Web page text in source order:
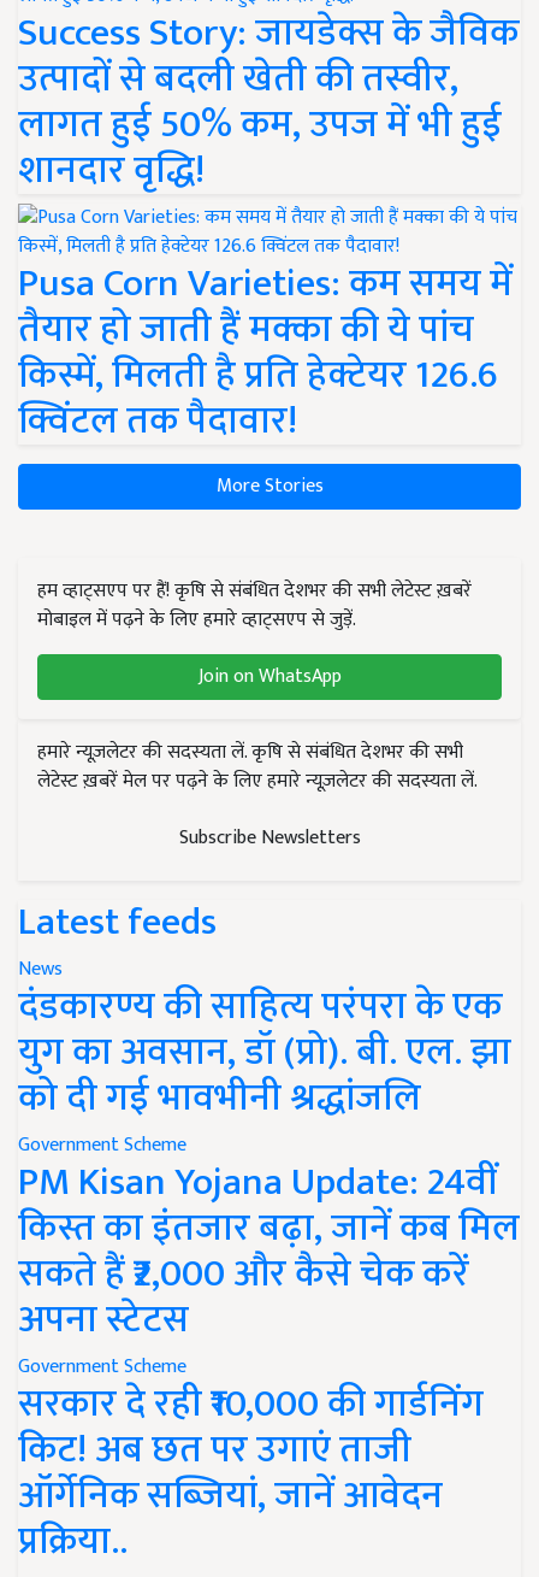
Success Story: जायडेक्स के जैविक
उत्पादों से बदली खेती की तस्वीर,
लागत हुई 50% कम, उपज में भी हुई
शानदार वृद्धि!
Pusa Corn Varieties: कम समय में
तैयार हो जाती हैं मक्का की ये पांच
किस्में, मिलती है प्रति हेक्टेयर 126.6
क्विंटल तक पैदावार!
More Stories
हम व्हाट्सएप पर हैं! कृषि से संबंधित देशभर की सभी लेटेस्ट ख़बरें
मोबाइल में पढ़ने के लिए हमारे व्हाट्सएप से जुड़ें.
Join on WhatsApp
हमारे न्यूज़लेटर की सदस्यता लें. कृषि से संबंधित देशभर की सभी
लेटेस्ट ख़बरें मेल पर पढ़ने के लिए हमारे न्यूज़लेटर की सदस्यता लें.
Subscribe Newsletters
Latest feeds
News
दंडकारण्य की साहित्य परंपरा के एक
युग का अवसान, डॉ (प्रो). बी. एल. झा
को दी गई भावभीनी श्रद्धांजलि
Government Scheme
PM Kisan Yojana Update: 24वीं
किस्त का इंतजार बढ़ा, जानें कब मिल
सकते हैं ₹2,000 और कैसे चेक करें
अपना स्टेटस
Government Scheme
सरकार दे रही ₹10,000 की गार्डनिंग
किट! अब छत पर उगाएं ताजी
ऑर्गेनिक सब्जियां, जानें आवेदन
प्रक्रिया..